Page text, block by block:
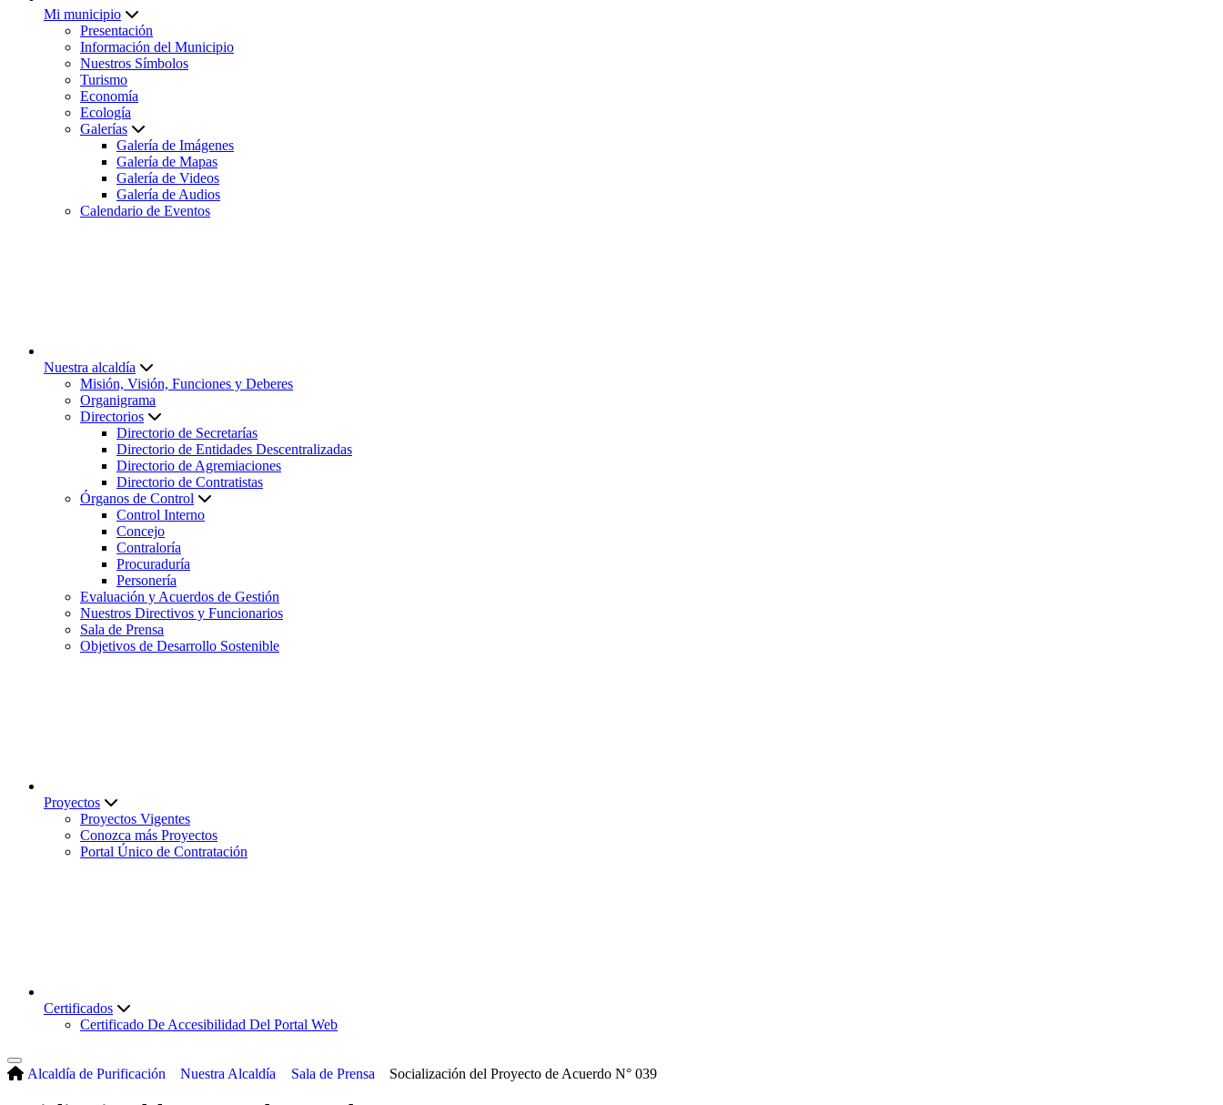
Mi municipio
Presentación
Información del Municipio
Nuestros Símbolos
Turismo
Economía
Ecología
Galerías
Galería de Imágenes
Galería de Mapas
Galería de Videos
Galería de Audios
Calendario de Eventos
Nuestra alcaldía
Misión, Visión, Funciones y Deberes
Organigrama
Directorios
Directorio de Secretarías
Directorio de Entidades Descentralizadas
Directorio de Agremiaciones
Directorio de Contratistas
Órganos de Control
Control Interno
Concejo
Contraloría
Procuraduría
Personería
Evaluación y Acuerdos de Gestión
Nuestros Directivos y Funcionarios
Sala de Prensa
Objetivos de Desarrollo Sostenible
Proyectos
Proyectos Vigentes
Conozca más Proyectos
Portal Único de Contratación
Certificados
Certificado De Accesibilidad Del Portal Web
Alcaldía de Purificación Nuestra Alcaldía Sala de Prensa Socialización del Proyecto de Acuerdo N° 039